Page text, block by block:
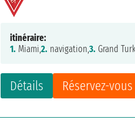
Détails Réservez-vous
itinéraire:
1. Miami,2. navigation,3. Grand